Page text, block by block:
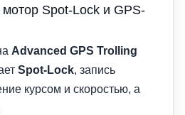
Spot-Lock и GPS-
Advanced GPS Trolling
Spot-Lock, запись
курсом и скоростью, а